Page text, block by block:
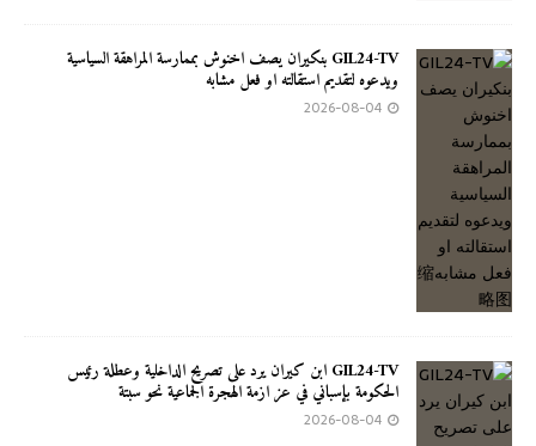
GIL24-TV بنكيران يصف اخنوش بممارسة المراهقة السياسية
ويدعوه لتقديم استقالته او فعل مشابه
2026-08-04
GIL24-TV ابن كيران يرد على تصريح الداخلية وعطلة رئيس
الحكومة بإسباني في عز ازمة الهجرة الجماعية نحو سبتة
2026-08-04